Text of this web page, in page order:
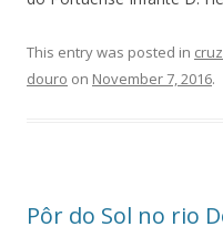
This entry was posted in
douro on November 7, 2016.
Pôr do Sol no rio